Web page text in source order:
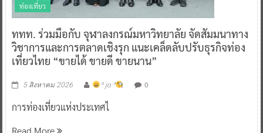
ท่องเที่ยว
ททท. ร่วมมือกับ จุฬาลงกรณ์มหาวิทยาลัย จัดสัมมนาทาง
วิชาการและการตลาดเชิงรุก แนะเคล็ดลับปรับธุรกิจท่อง
เที่ยวไทย “ขายได้ ขายดี ขายนาน”
5 สิงหาคม 2026 ^ jo ^ 0
การท่องเที่ยวแห่งประเทศไ
Read More